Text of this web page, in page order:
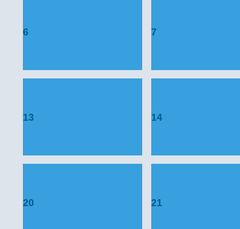
6 7
13 14
20 21